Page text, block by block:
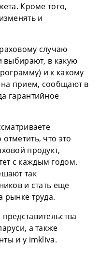
Кроме того,
и
случаю
выбирают, в какую
и к какому
прием, сообщают в
гарантийное
что это
продукт,
с каждым годом.
так
и стать еще
рынке труда.
а также
и у imkliva.